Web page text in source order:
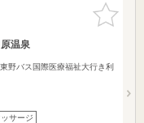
お気に入
りに追加
温泉
野バス国際医療福祉大行き利
サージ